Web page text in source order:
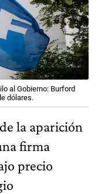
al Gobierno: Burford
dólares.
la aparición
firma
precio